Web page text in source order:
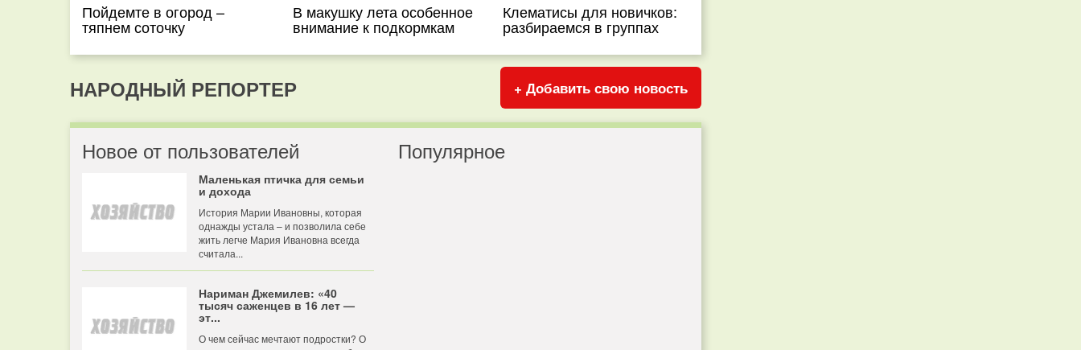
Пойдемте в огород –
тяпнем соточку
В макушку лета особенное
внимание к подкормкам
Клематисы для новичков:
разбираемся в группах
НАРОДНЫЙ РЕПОРТЕР + Добавить свою новость
Новое от пользователей
Маленькая птичка для семьи
и дохода
История Марии Ивановны, которая
однажды устала – и позволила себе
жить легче Мария Ивановна всегда
считала...
Нариман Джемилев: «40
тысяч саженцев в 16 лет —
эт...
О чем сейчас мечтают подростки? О
Популярное